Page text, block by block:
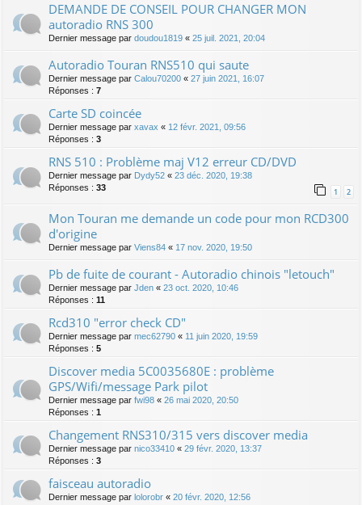
DEMANDE DE CONSEIL POUR CHANGER MON
autoradio RNS 300
Dernier message par doudou1819 « 25 juil. 2021, 20:04
Autoradio Touran RNS510 qui saute
Dernier message par Calou70200 « 27 juin 2021, 16:07
Réponses : 7
Carte SD coincée
Dernier message par xavax « 12 févr. 2021, 09:56
Réponses : 3
RNS 510 : Problème maj V12 erreur CD/DVD
Dernier message par Dydy52 « 23 déc. 2020, 19:38
Réponses : 33 1 2
Mon Touran me demande un code pour mon RCD300
d'origine
Dernier message par Viens84 « 17 nov. 2020, 19:50
Pb de fuite de courant - Autoradio chinois "letouch"
Dernier message par Jden « 23 oct. 2020, 10:46
Réponses : 11
Rcd310 "error check CD"
Dernier message par mec62790 « 11 juin 2020, 19:59
Réponses : 5
Discover media 5C0035680E : problème
GPS/Wifi/message Park pilot
Dernier message par fwi98 « 26 mai 2020, 20:50
Réponses : 1
Changement RNS310/315 vers discover media
Dernier message par nico33410 « 29 févr. 2020, 13:37
Réponses : 3
faisceau autoradio
Dernier message par lolorobr « 20 févr. 2020, 12:56